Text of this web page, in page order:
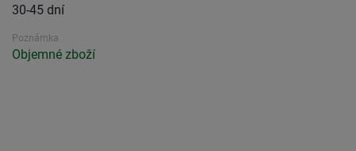
30-45 dní
Poznámka
Objemné zboží